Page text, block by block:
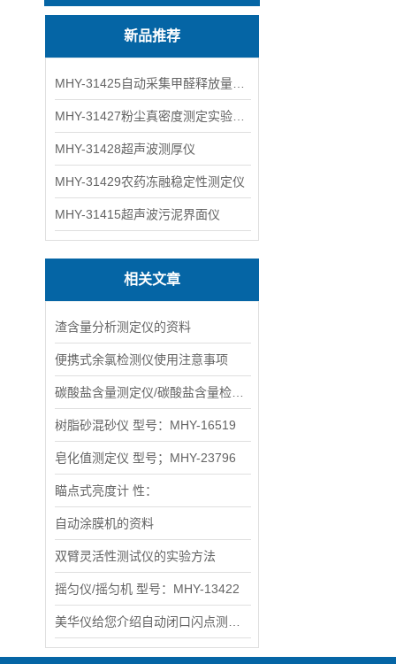
新品推荐
MHY-31428超声波测厚仪
MHY-31429农药冻融稳定性测定仪
MHY-31415超声波污泥界面仪
相关文章
渣含量分析测定仪的资料
便携式余氯检测仪使用注意事项
树脂砂混砂仪 型号：MHY-16519
皂化值测定仪 型号；MHY-23796
瞄点式亮度计 性：
自动涂膜机的资料
双臂灵活性测试仪的实验方法
摇匀仪/摇匀机 型号：MHY-13422